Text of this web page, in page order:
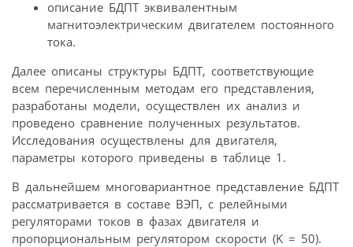
описание БДПТ эквивалентным
магнитоэлектрическим двигателем постоянного
тока.
Далее описаны структуры БДПТ, соответствующие
всем перечисленным методам его представления,
разработаны модели, осуществлен их анализ и
проведено сравнение полученных результатов.
Исследования осуществлены для двигателя,
параметры которого приведены в таблице 1.
В дальнейшем многовариантное представление БДПТ
рассматривается в составе ВЭП, с релейными
регуляторами токов в фазах двигателя и
пропорциональным регулятором скорости (K = 50).